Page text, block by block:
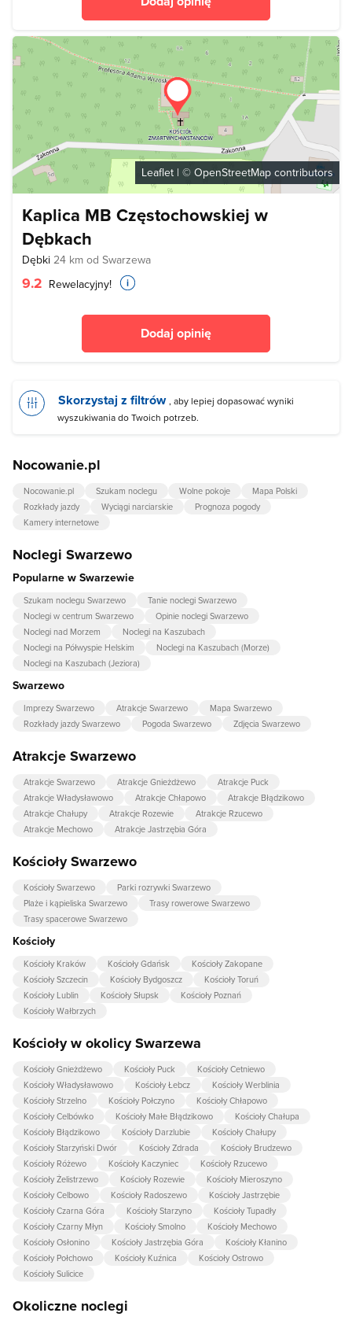
Leaflet | © OpenStreetMap contributors
Kaplica MB Częstochowskiej w
Dębkach
Dębki 24 km od Swarzewa
9.2 Rewelacyjny!
Dodaj opinię
Skorzystaj z filtrów , aby lepiej dopasować wyniki
wyszukiwania do Twoich potrzeb.
Nocowanie.pl
Nocowanie.pl Szukam noclegu Wolne pokoje
Mapa Polski
Rozkłady jazdy
Wyciągi narciarskie
Prognoza pogody
Kamery internetowe
Noclegi Swarzewo
Popularne w Swarzewie
Szukam noclegu Swarzewo
Tanie noclegi Swarzewo
Noclegi w centrum Swarzewo
Opinie noclegi Swarzewo
Noclegi nad Morzem
Noclegi na Kaszubach
Noclegi na Półwyspie Helskim
Noclegi na Kaszubach (Morze)
Noclegi na Kaszubach (Jeziora)
Swarzewo
Imprezy Swarzewo Atrakcje Swarzewo
Mapa Swarzewo
Rozkłady jazdy Swarzewo
Pogoda Swarzewo Zdjęcia Swarzewo
Atrakcje Swarzewo
Atrakcje Swarzewo Atrakcje Gnieżdżewo
Atrakcje Puck
Atrakcje Władysławowo
Atrakcje Chłapowo
Atrakcje Błądzikowo
Atrakcje Chałupy
Atrakcje Rozewie
Atrakcje Rzucewo
Atrakcje Mechowo
Atrakcje Jastrzębia Góra
Kościoły Swarzewo
Kościoły Swarzewo
Parki rozrywki Swarzewo
Plaże i kąpieliska Swarzewo
Trasy rowerowe Swarzewo
Trasy spacerowe Swarzewo
Kościoły
Kościoły Kraków Kościoły Gdańsk
Kościoły Zakopane
Kościoły Szczecin
Kościoły Bydgoszcz
Kościoły Toruń
Kościoły Lublin
Kościoły Słupsk
Kościoły Poznań
Kościoły Wałbrzych
Kościoły w okolicy Swarzewa
Kościoły Gnieżdżewo Kościoły Puck
Kościoły Cetniewo
Kościoły Władysławowo
Kościoły Łebcz
Kościoły Werblinia
Kościoły Strzelno
Kościoły Połczyno
Kościoły Chłapowo
Kościoły Celbówko
Kościoły Małe Błądzikowo
Kościoły Chałupa
Kościoły Błądzikowo
Kościoły Darzlubie
Kościoły Chałupy
Kościoły Starzyński Dwór
Kościoły Zdrada
Kościoły Brudzewo
Kościoły Różewo
Kościoły Kaczyniec
Kościoły Rzucewo
Kościoły Żelistrzewo
Kościoły Rozewie
Kościoły Mieroszyno
Kościoły Celbowo
Kościoły Radoszewo
Kościoły Jastrzębie
Kościoły Czarna Góra
Kościoły Starzyno
Kościoły Tupadły
Kościoły Czarny Młyn
Kościoły Smolno
Kościoły Mechowo
Kościoły Osłonino
Kościoły Jastrzębia Góra
Kościoły Kłanino
Kościoły Połchowo
Kościoły Kuźnica
Kościoły Ostrowo
Kościoły Sulicice
Okoliczne noclegi